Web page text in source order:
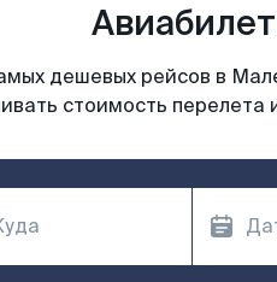
дешевых рейсов в
стоимость